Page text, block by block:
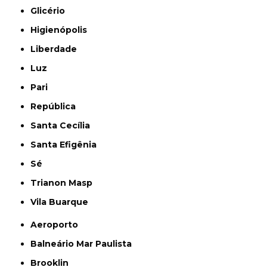
Glicério
Higienópolis
Liberdade
Luz
Pari
República
Santa Cecília
Santa Efigênia
Sé
Trianon Masp
Vila Buarque
Aeroporto
Balneário Mar Paulista
Brooklin